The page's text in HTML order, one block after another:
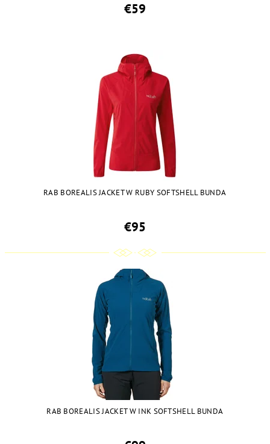
€59
RAB BOREALIS JACKET W RUBY SOFTSHELL BUNDA
€95
RAB BOREALIS JACKET W INK SOFTSHELL BUNDA